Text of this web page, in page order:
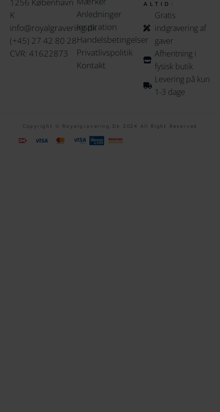
1256 København
K
info@royalgravering.dk
(+45) 27 42 80 28
CVR: 41622873
Anledninger
Inspiration
Handelsbetingelser
Privatlivspolitik
Kontakt
ALTID:
Gratis
indgravering af
gaver
Afhentning i
fysisk butik
Levering på kun
1-3 dage
Copyright © Royalgravering.dk 2024 All Right Reserved